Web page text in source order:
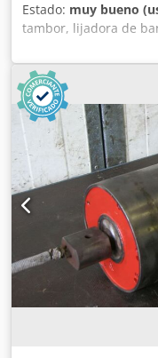
Estado: muy bueno
tambor, lijadora de
Iyopfx Ah Dsr -Pieza
-Tambor: Ø 199 mm -
Velocidad de
Diámetro del eje: Ø
dimensiones